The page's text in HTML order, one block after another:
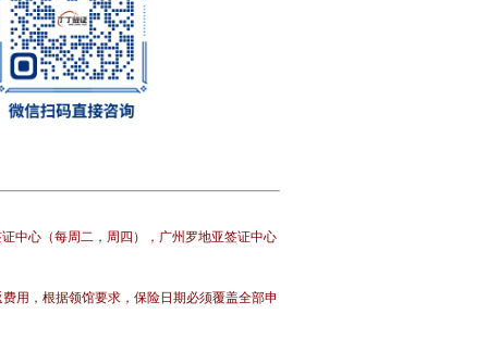
中心（每周二，周四），广州 罗地亚签证中心
用， 根据领馆要求，保险日期必须覆盖全部申